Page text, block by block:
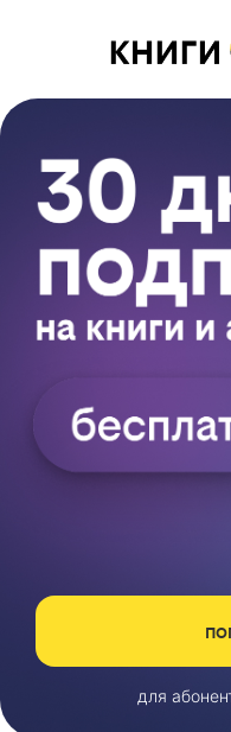
для